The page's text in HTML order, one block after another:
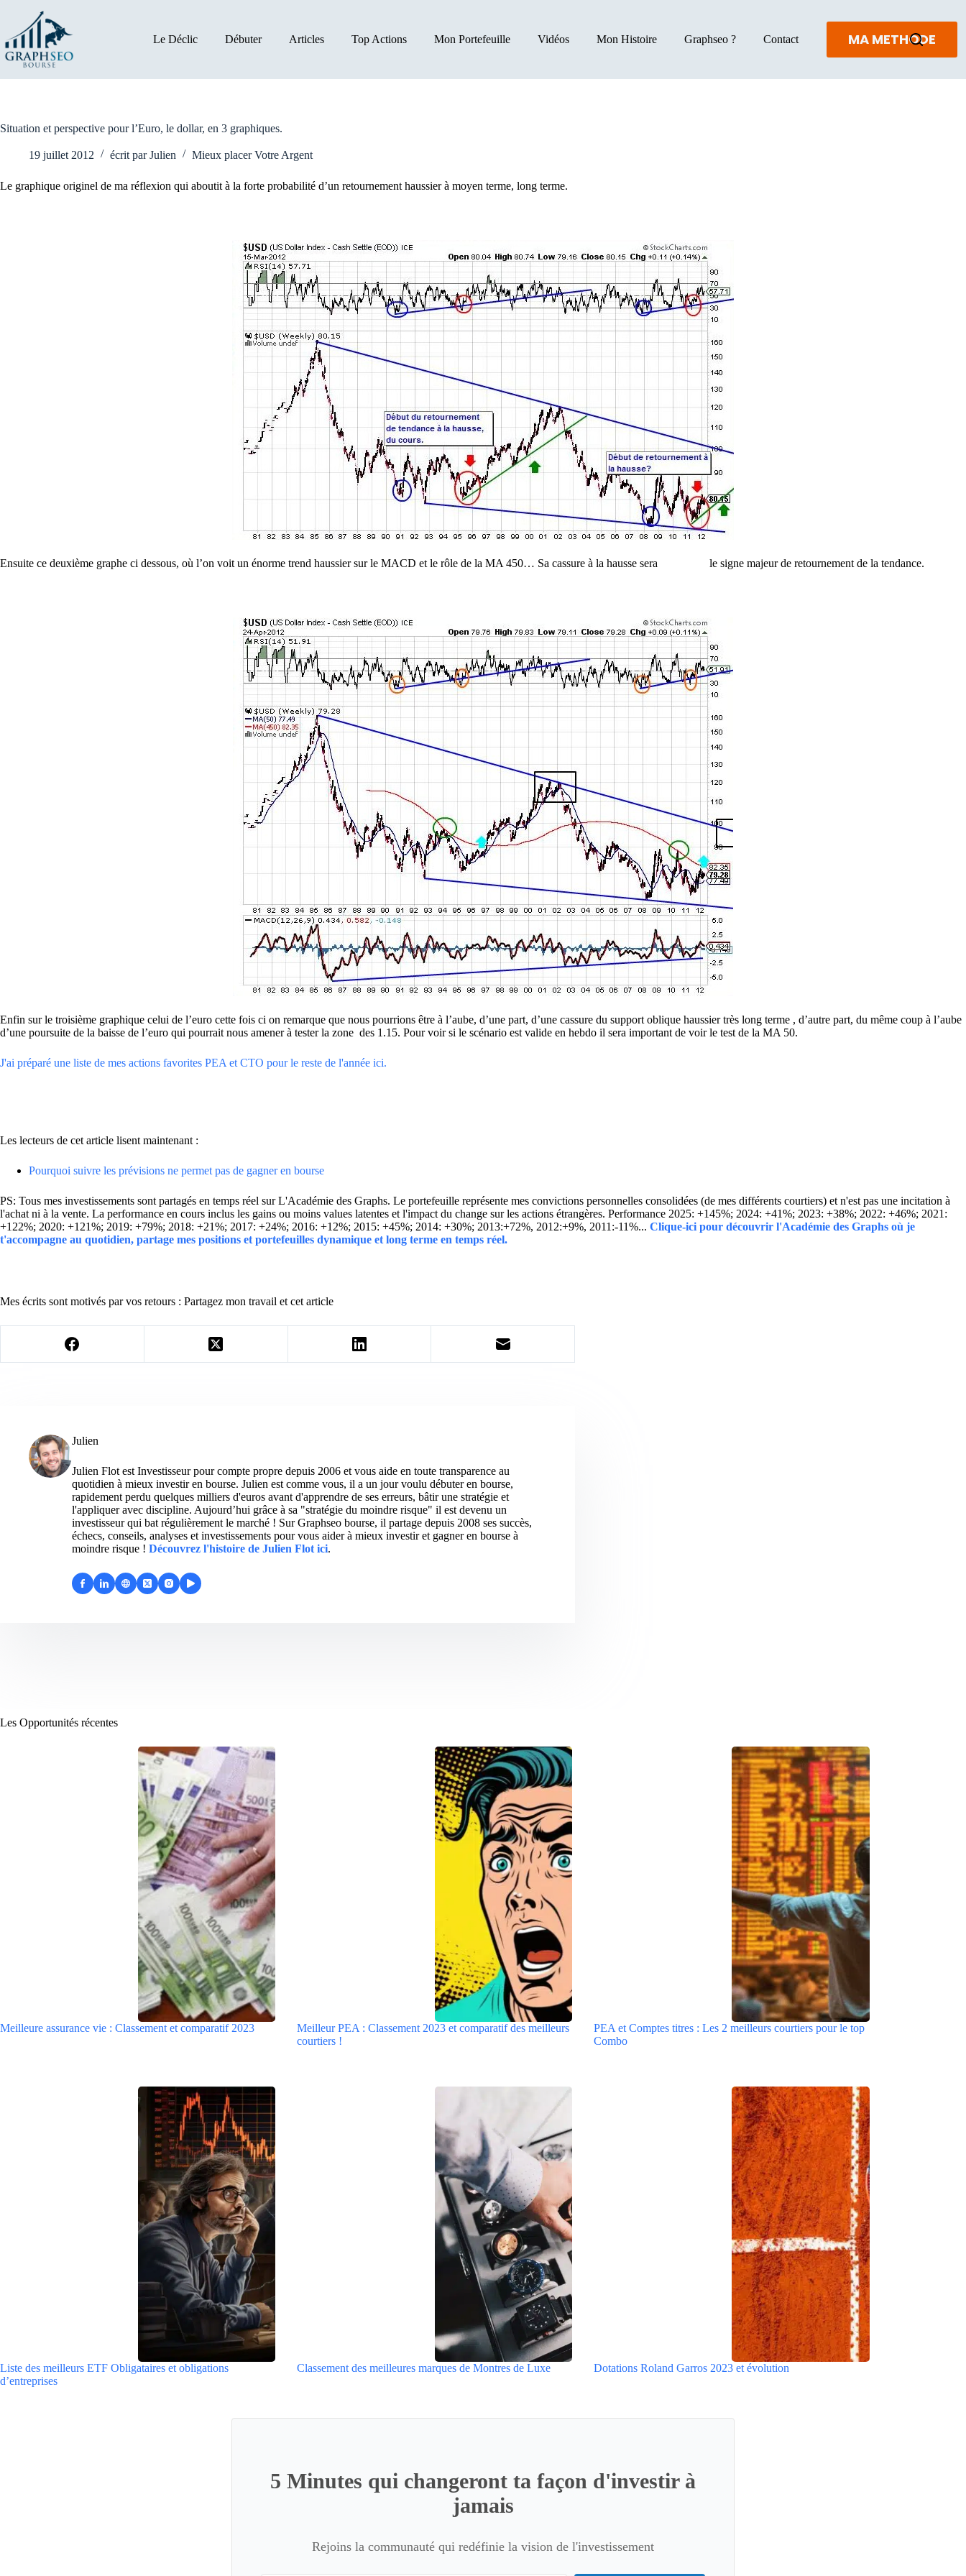
contenu
Le Déclic Débuter Articles Top Actions Mon Portefeuille Vidéos Mon Histoire Graphseo ? Contact MA METHODE
Situation et perspective pour l’Euro, le dollar, en 3 graphiques.
19 juillet 2012 écrit par Julien Mieux placer Votre Argent
Le graphique originel de ma réflexion qui aboutit à la forte probabilité d’un retournement haussier à moyen terme, long terme.
Ensuite ce deuxième graphe ci dessous, où l’on voit un énorme trend haussier sur le MACD et le rôle de la MA 450… Sa cassure à la hausse sera le signe majeur de retournement de la tendance.
Enfin sur le troisième graphique celui de l’euro cette fois ci on remarque que nous pourrions être à l’aube, d’une part, d’une cassure du support oblique haussier très long terme , d’autre part, du même coup à l’aube
d’une poursuite de la baisse de l’euro qui pourrait nous amener à tester la zone des 1.15. Pour voir si le scénario est valide en hebdo il sera important de voir le test de la MA 50.
J'ai préparé une liste de mes actions favorites PEA et CTO pour le reste de l'année ici.
Les lecteurs de cet article lisent maintenant :
Pourquoi suivre les prévisions ne permet pas de gagner en bourse
PS: Tous mes investissements sont partagés en temps réel sur L'Académie des Graphs. Le portefeuille représente mes convictions personnelles consolidées (de mes différents courtiers) et n'est pas une incitation à
l'achat ni à la vente. La performance en cours inclus les gains ou moins values latentes et l'impact du change sur les actions étrangères. Performance 2025: +145%; 2024: +41%; 2023: +38%; 2022: +46%; 2021:
+122%; 2020: +121%; 2019: +79%; 2018: +21%; 2017: +24%; 2016: +12%; 2015: +45%; 2014: +30%; 2013:+72%, 2012:+9%, 2011:-11%... Clique-ici pour découvrir l'Académie des Graphs où je
t'accompagne au quotidien, partage mes positions et portefeuilles dynamique et long terme en temps réel.
Mes écrits sont motivés par vos retours : Partagez mon travail et cet article
Julien
Julien Flot est Investisseur pour compte propre depuis 2006 et vous aide en toute transparence au
quotidien à mieux investir en bourse. Julien est comme vous, il a un jour voulu débuter en bourse,
rapidement perdu quelques milliers d'euros avant d'apprendre de ses erreurs, bâtir une stratégie et
l'appliquer avec discipline. Aujourd’hui grâce à sa "stratégie du moindre risque" il est devenu un
investisseur qui bat régulièrement le marché ! Sur Graphseo bourse, il partage depuis 2008 ses succès,
échecs, conseils, analyses et investissements pour vous aider à mieux investir et gagner en bourse à
moindre risque ! Découvrez l'histoire de Julien Flot ici.
Les Opportunités récentes
Meilleure assurance vie : Classement et comparatif 2023
Meilleur PEA : Classement 2023 et comparatif des meilleurs
courtiers !
PEA et Comptes titres : Les 2 meilleurs courtiers pour le top
Combo
Liste des meilleurs ETF Obligataires et obligations
d’entreprises
Classement des meilleures marques de Montres de Luxe Dotations Roland Garros 2023 et évolution
5 Minutes qui changeront ta façon d'investir à
jamais
Rejoins la communauté qui redéfinie la vision de l'investissement